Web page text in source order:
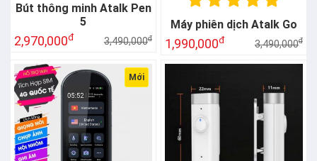
Bút thông minh Atalk Pen
5
2,970,000đ 3,490,000đ
Máy phiên dịch Atalk Go
1,990,000đ 3,490,000đ
Mới
Máy ghi âm thông minh I-
3,200,000 4,500,000